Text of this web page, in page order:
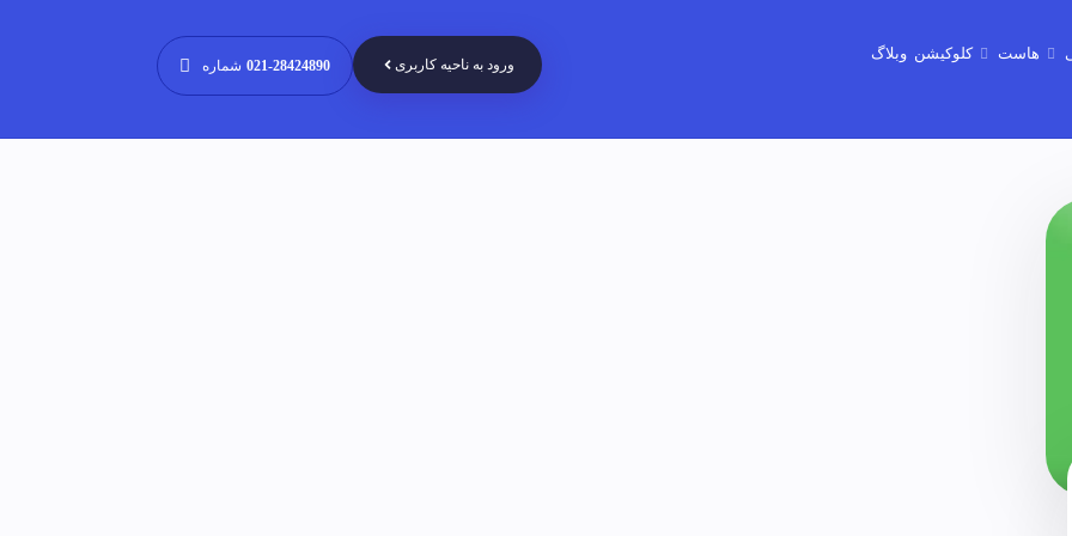
هاست کلوکیشن وبلاگ
شماره 021-28424890 ورود به ناحیه کاربری